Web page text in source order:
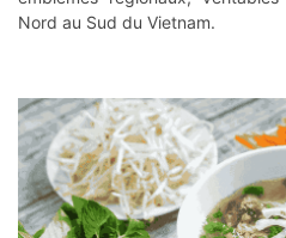
Nord au Sud du Vietnam.